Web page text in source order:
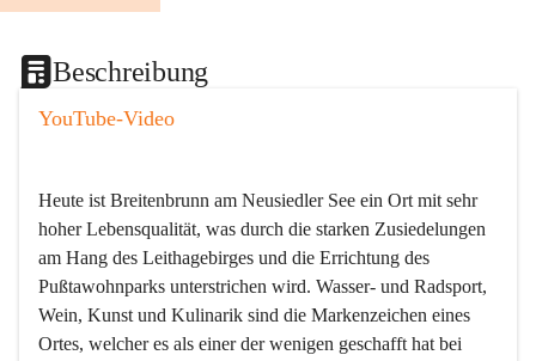
Beschreibung
YouTube-Video
Heute ist Breitenbrunn am Neusiedler See ein Ort mit sehr
hoher Lebensqualität, was durch die starken Zusiedelungen
am Hang des Leithagebirges und die Errichtung des
Pußtawohnparks unterstrichen wird. Wasser- und Radsport,
Wein, Kunst und Kulinarik sind die Markenzeichen eines
Ortes, welcher es als einer der wenigen geschafft hat bei